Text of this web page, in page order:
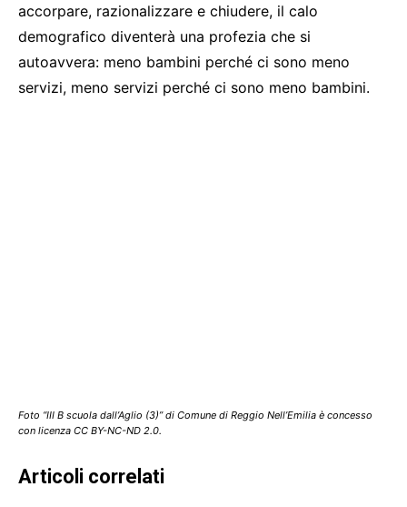
accorpare, razionalizzare e chiudere, il calo
demografico diventerà una profezia che si
autoavvera: meno bambini perché ci sono meno
servizi, meno servizi perché ci sono meno bambini.
Foto “III B scuola dall’Aglio (3)” di Comune di Reggio Nell’Emilia è concesso
con licenza CC BY-NC-ND 2.0.
Articoli correlati